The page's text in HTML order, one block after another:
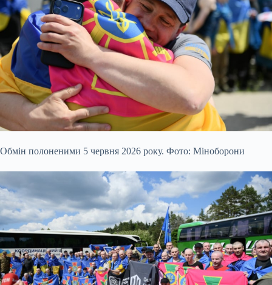
Обмін полоненими 5 червня 2026 року. Фото: Міноборони